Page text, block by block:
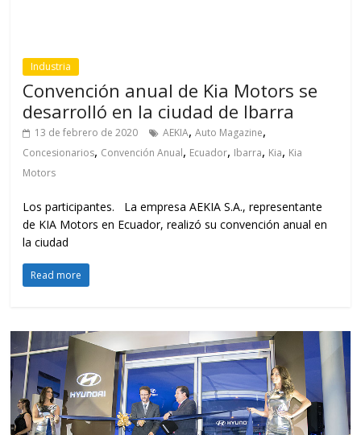
de KIA Motors en Ecuador, realizó su convención anual en
la ciudad
Read more
Industria
Hyundai en Ecuador cierra el 2019
con 26 concesionarios renovados